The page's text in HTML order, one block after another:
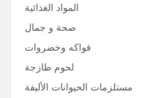
المواد الغذائية
صحة و جمال
فواكه وخضروات
لحوم طازجة
مستلزمات الحيوانات الأليفة